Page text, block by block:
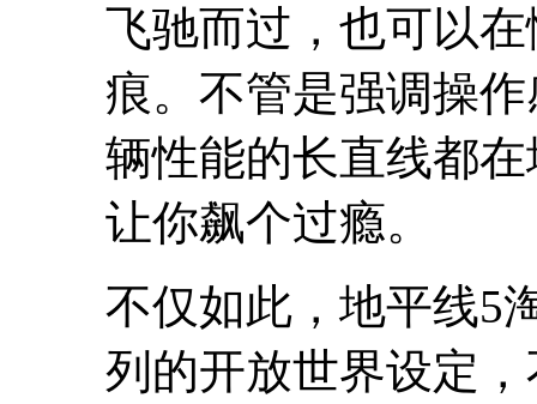
飞驰而过，也可以
痕。不管是强调操
辆性能的长直线都
让你飙个过瘾。
不仅如此，地平线5
列的开放世界设定